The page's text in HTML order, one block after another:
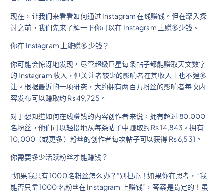
现在，让我们来看看如何通过 Instagram 在线赚钱。但在深入探
讨之前，我们先来了解一下你可以在 Instagram 上赚多少钱。
你在 Instagram 上能赚多少钱？
你可能会惊讶地发现，尽管超级巨星每条帖子都能赚取天文数字
的 Instagram 收入，但关注者较少的影响者在其收入上也不遑多
让。根据最近的一项研究，大约拥有两百万粉丝的影响者每次内
容发布可以赚取约 Rs 49,725。
对于想知道如何在线赚钱的内容创作者来说，拥有超过 80,000
名粉丝，他们可以轻松地从每条帖子中赚取约 Rs 14,843。拥有
10,000（或更多）粉丝的创作者每次帖子可以获得 Rs 6,531。
你需要多少活跃粉丝才能赚钱？
“如果我只有 1000 名粉丝怎么办？”别担心！如果你在思考，“我
能否只靠 1000 名粉丝在 Instagram 上赚钱”，答案是肯定的！虽